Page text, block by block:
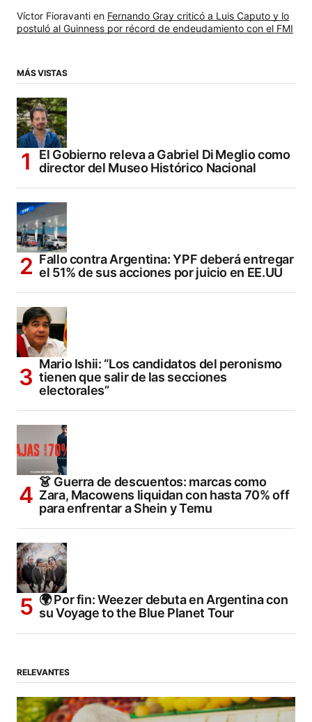
Víctor Fioravanti en Fernando Gray criticó a Luis Caputo y lo
postuló al Guinness por récord de endeudamiento con el FMI
MÁS VISTAS
El Gobierno releva a Gabriel Di Meglio como
director del Museo Histórico Nacional
Fallo contra Argentina: YPF deberá entregar
el 51% de sus acciones por juicio en EE.UU
Mario Ishii: “Los candidatos del peronismo
tienen que salir de las secciones
electorales”
👗 Guerra de descuentos: marcas como
Zara, Macowens liquidan con hasta 70% off
para enfrentar a Shein y Temu
🌍 Por fin: Weezer debuta en Argentina con
su Voyage to the Blue Planet Tour
RELEVANTES